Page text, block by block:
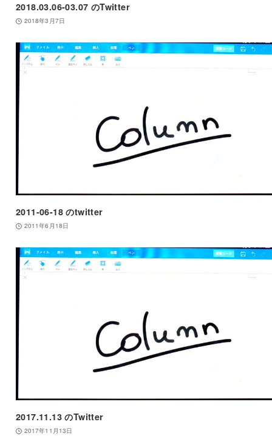
2018.03.06-03.07 のTwitter
2018年3月7日
2011-06-18 のtwitter
2011年6月18日
2017.11.13 のTwitter
2017年11月13日